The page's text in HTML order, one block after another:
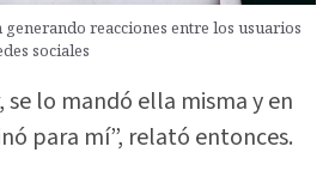
reacciones entre los usuarios
sociales
se lo mandó ella misma y en
para mí”, relató entonces.